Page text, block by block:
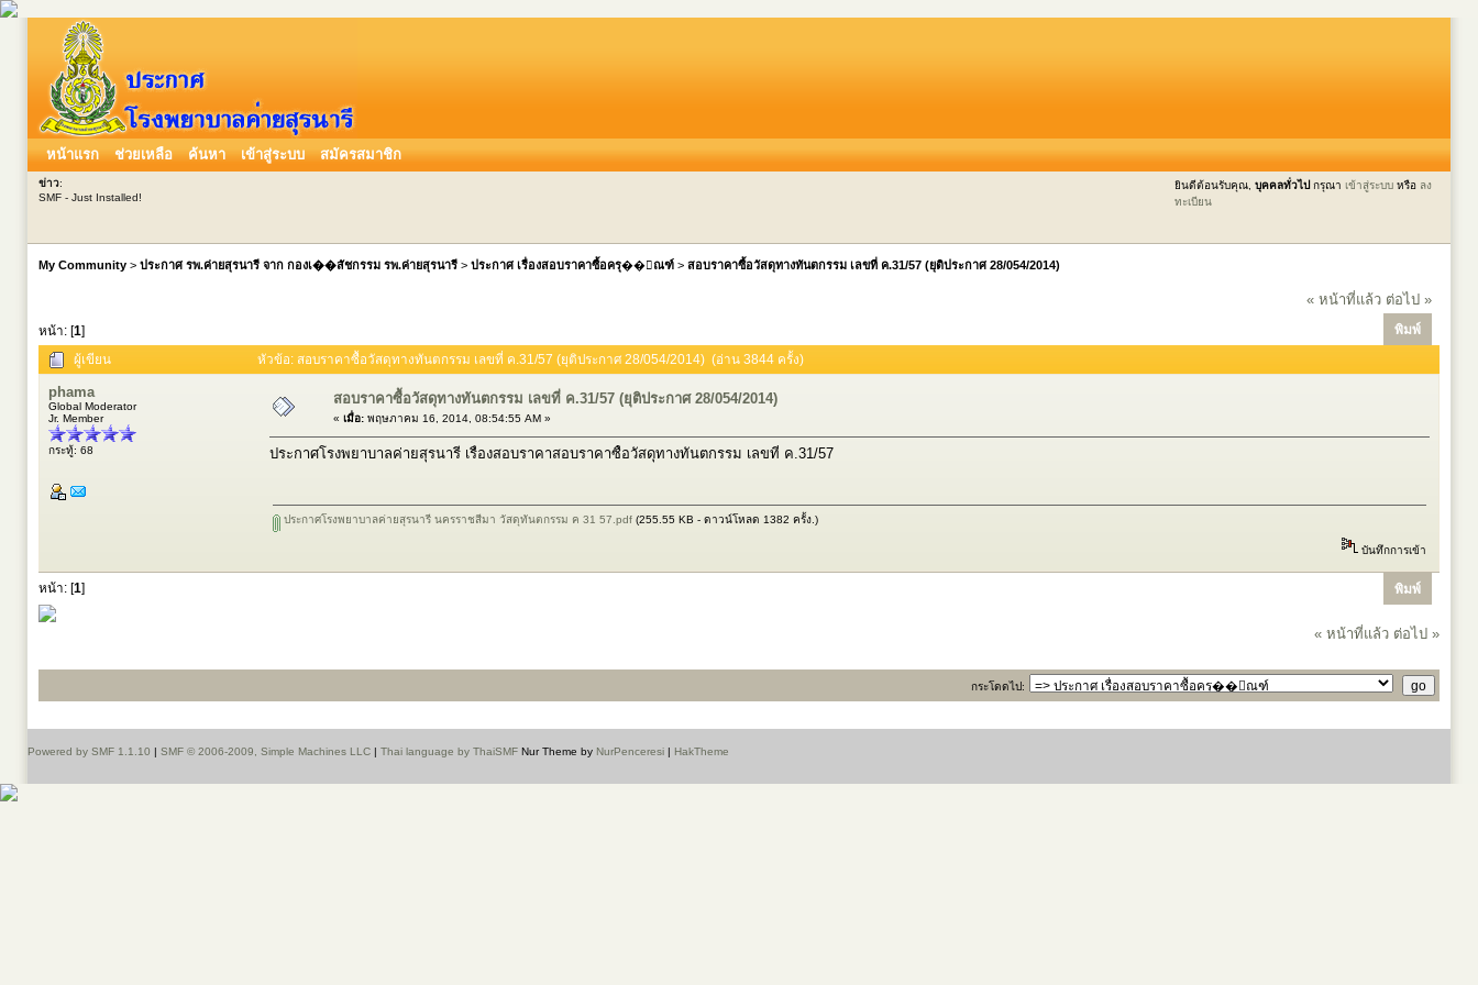
หน้าแรก ช่วยเหลือ ค้นหา เข้าสู่ระบบ สมัครสมาชิก
ยินดีต้อนรับคุณ, บุคคลทั่วไป กรุณา เข้าสู่ระบบ หรือ ลง
ทะเบียน
ข่าว:
SMF - Just Installed!
My Community > ประกาศ รพ.ค่ายสุรนารี จาก กองเ��สัชกรรม รพ.ค่ายสุรนารี > ประกาศ เรื่องสอบราคาซื้อครุ��ัณฑ์ > สอบราคาซื้อวัสดุทางทันตกรรม เลขที่ ค.31/57 (ยุติประกาศ 28/054/2014)
หน้า: [1]
« หน้าที่แล้ว ต่อไป »
พิมพ์
ผู้เขียน หัวข้อ: สอบราคาซื้อวัสดุทางทันตกรรม เลขที่ ค.31/57 (ยุติประกาศ 28/054/2014) (อ่าน 3844 ครั้ง)
phama
Global Moderator
Jr. Member
กระทู้: 68
สอบราคาซื้อวัสดุทางทันตกรรม เลขที่ ค.31/57 (ยุติประกาศ 28/054/2014)
« เมื่อ: พฤษภาคม 16, 2014, 08:54:55 AM »
ประกาศโรงพยาบาลค่ายสุรนารี เรื่องสอบราคาสอบราคาซื้อวัสดุทางทันตกรรม เลขที่ ค.31/57
ประกาศโรงพยาบาลค่ายสุรนารี นครราชสีมา วัสดุทันตกรรม ค 31 57.pdf (255.55 KB - ดาวน์โหลด 1382 ครั้ง.)
บันทึกการเข้า
หน้า: [1] พิมพ์
« หน้าที่แล้ว ต่อไป »
กระโดดไป:
Powered by SMF 1.1.10 | SMF © 2006-2009, Simple Machines LLC | Thai language by ThaiSMF Nur Theme by NurPenceresi | HakTheme